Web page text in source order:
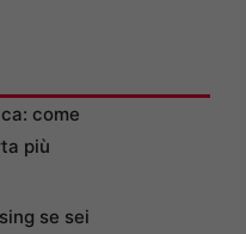
come
più
se sei